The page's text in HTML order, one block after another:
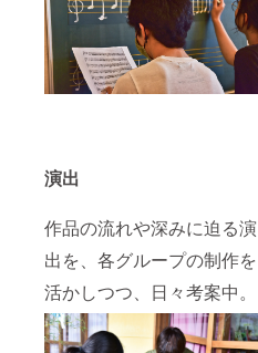
演出
作品の流れや深みに迫る演
出を、各グループの制作を
活かしつつ、日々考案中。